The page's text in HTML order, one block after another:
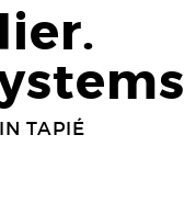
TAPIÉ